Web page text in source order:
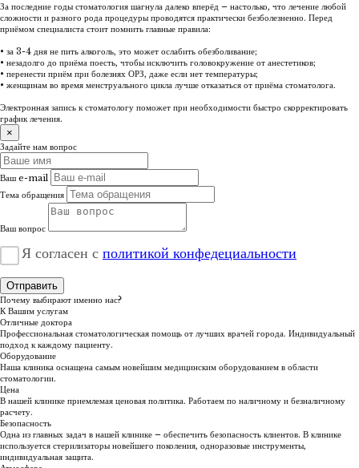
За последние годы стоматология шагнула далеко вперёд – настолько, что лечение любой
сложности и разного рода процедуры проводятся практически безболезненно. Перед
приёмом специалиста стоит помнить главные правила:
• за 3-4 дня не пить алкоголь, это может ослабить обезболивание;
• незадолго до приёма поесть, чтобы исключить головокружение от анестетиков;
• перенести приём при болезнях ОРЗ, даже если нет температуры;
• женщинам во время менструального цикла лучше отказаться от приёма стоматолога.
Электронная запись к стоматологу поможет при необходимости быстро скорректировать
график лечения.
×
Задайте нам вопрос
Ваш e-mail
Тема обращения
Ваш вопрос
Я согласен с политикой конфедециальности
Отправить
Почему выбирают именно нас?
К Вашим услугам
Отличные доктора
Профессиональная стоматологическая помощь от лучших врачей города. Индивидуальный
подход к каждому пациенту.
Оборудование
Наша клиника оснащена самым новейшим медицинским оборудованием в области
стоматологии.
Цена
В нашей клинике приемлемая ценовая политика. Работаем по наличному и безналичному
расчету.
Безопасность
Одна из главных задач в нашей клинике – обеспечить безопасность клиентов. В клинике
используется стерилизаторы новейшего поколения, одноразовые инструменты,
индивидуальная защита.